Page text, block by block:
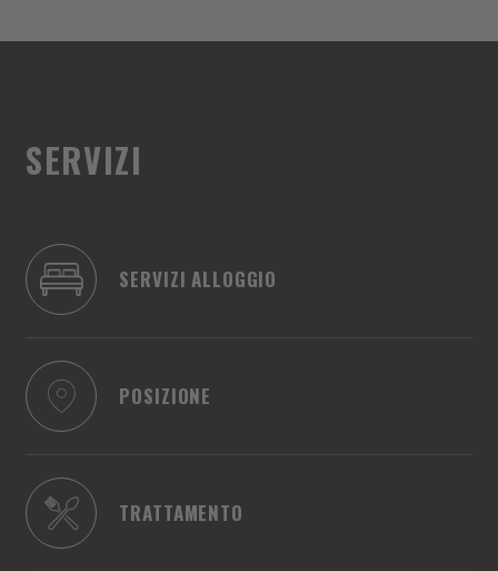
SERVIZI
SERVIZI ALLOGGIO
POSIZIONE
TRATTAMENTO